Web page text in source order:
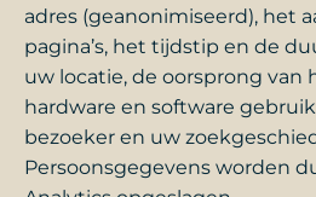
adres (geanonimiseerd), het
pagina’s, het tijdstip en de
uw locatie, de oorsprong van
hardware en software
bezoeker en uw
Persoonsgegevens worden